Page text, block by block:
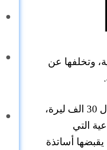
وتخلفها عن
وجاء في البيان «إن أجر عمال الأشغال بالأمانة في الجامعة اللبنانية اليومي لا يزال 30 الف ليرة،
التي
أساتذة